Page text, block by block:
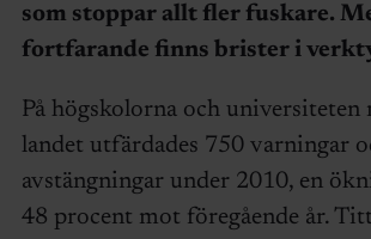
som stoppar allt fler fuskare.
fortfarande finns brister i
På högskolorna och
landet utfärdades 750 varningar
avstängningar under 2010, en
48 procent mot föregående år.